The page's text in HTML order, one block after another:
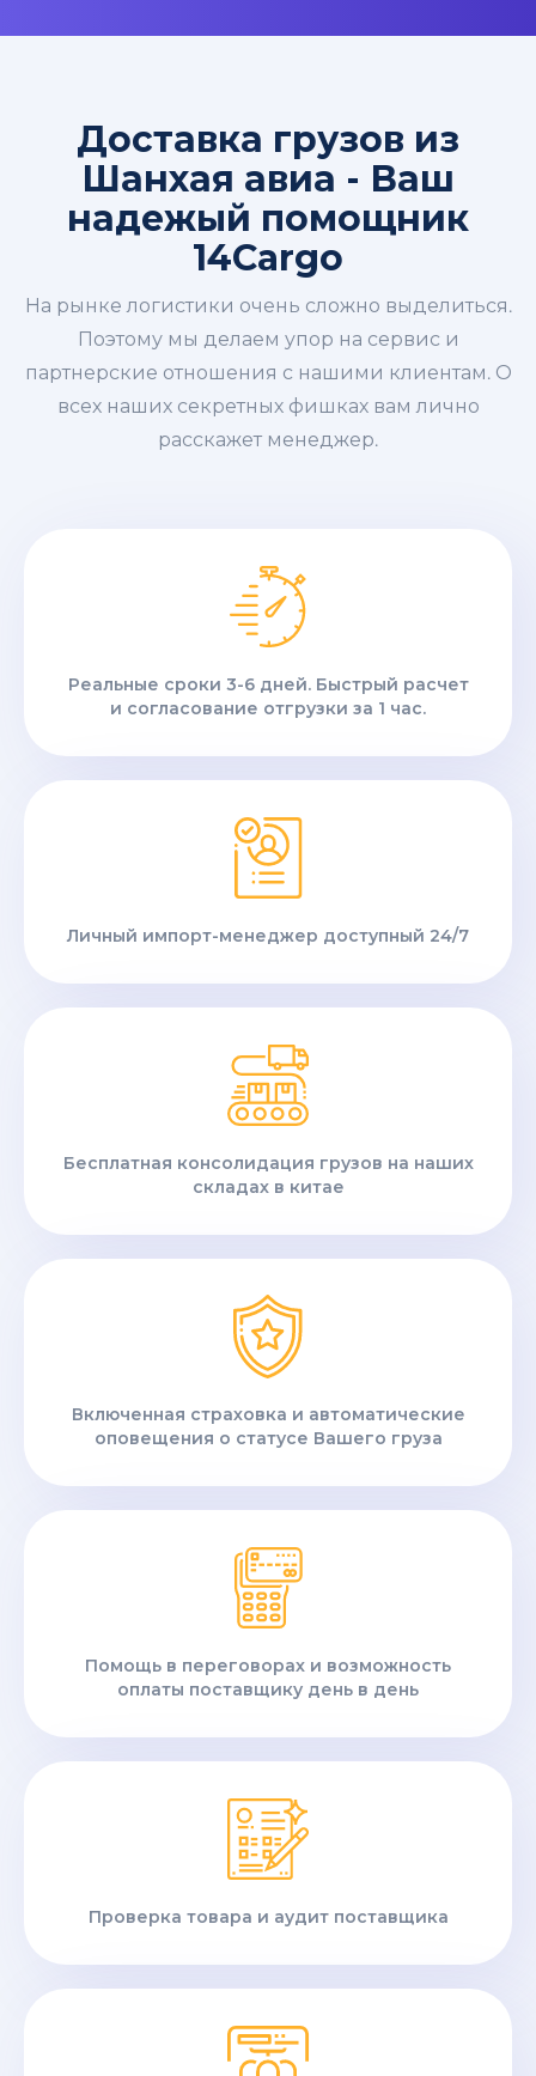
Доставка грузов из
Шанхая авиа - Ваш
надежый помощник
14Cargo
На рынке логистики очень сложно выделиться.
Поэтому мы делаем упор на сервис и
партнерские отношения с нашими клиентам. О
всех наших секретных фишках вам лично
расскажет менеджер.
Реальные сроки 3-6 дней. Быстрый расчет
и согласование отгрузки за 1 час.
Личный импорт-менеджер доступный 24/7
Бесплатная консолидация грузов на наших
складах в китае
Включенная страховка и автоматические
оповещения о статусе Вашего груза
Помощь в переговорах и возможность
оплаты поставщику день в день
Проверка товара и аудит поставщика